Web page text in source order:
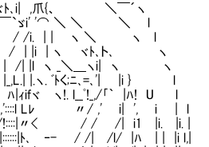
,爪{、 ＼￣´ヽ
＼ ＼ ＼ l
/ /i. | | ヽ ＼ ヽ l
/ | |i | ヽ ヾﾄ､ト､ ヽ
ヽi| ヽ ヽ うーん……
ﾞﾄく;ﾆ､=､'| |i } l
ﾟ!_,/｢｀ |ﾊ! U l タム・リン
/ / ,'::::l Lﾚ 〃/ ,' i| ', i |
/| i1 |i. |i. | 真紅を仲魔にし
/ /| /l/ |ﾊ | | |i l,| を倒さ